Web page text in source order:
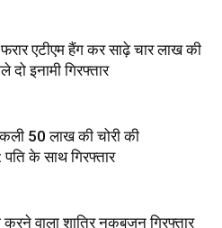
एटीएम हैंग कर साढ़े चार लाख की
दो इनामी गिरफ्तार
50 लाख की चोरी की
पति के साथ गिरफ्तार
करने वाला शातिर नकबजन गिरफ्तार